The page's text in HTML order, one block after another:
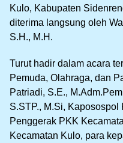
Kulo, Kabupaten
diterima langsung oleh
S.H., M.H.
Turut hadir dalam acara
Pemuda, Olahraga, dan
Patriadi, S.E.,
S.STP., M.Si,
Penggerak PKK
Kecamatan Kulo, para